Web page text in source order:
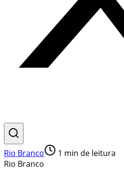
Rio Branco 1 min de leitura
Rio Branco